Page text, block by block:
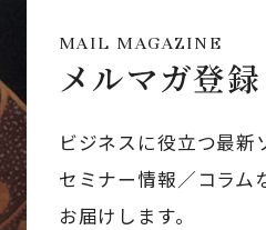
MAIL MAGAZINE
メルマガ登録
ビジネスに役立つ最新
セミナー情報／コラム
お届けします。